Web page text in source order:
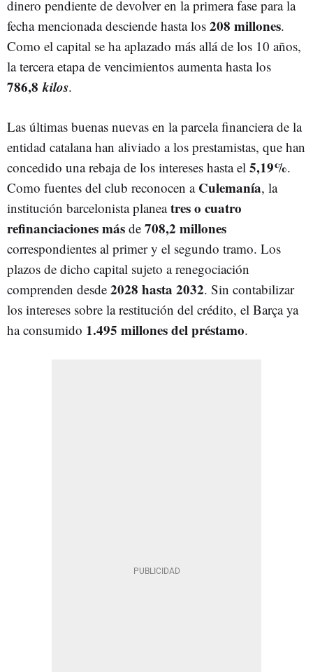
dinero pendiente de devolver en la primera fase para la
fecha mencionada desciende hasta los 208 millones.
Como el capital se ha aplazado más allá de los 10 años,
la tercera etapa de vencimientos aumenta hasta los
786,8kilos.
Las últimas buenas nuevas en la parcela financiera de la
entidad catalana han aliviado a los prestamistas, que han
concedido una rebaja de los intereses hasta el 5,19%.
Como fuentes del club reconocen a Culemanía, la
institución barcelonista planeatres o cuatro
refinanciaciones más de 708,2 millones
correspondientes al primer y el segundo tramo. Los
plazos de dicho capital sujeto a renegociación
comprenden desde 2028 hasta 2032. Sin contabilizar
los intereses sobre la restitución del crédito, el Barça ya
ha consumido 1.495 millones del préstamo.